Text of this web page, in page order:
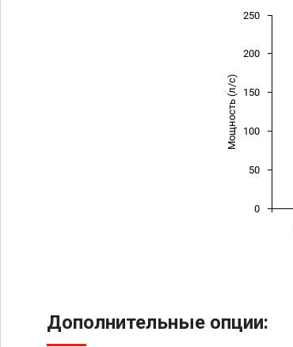
Мощность (л/с)
0
50
100
150
200
250
Дополнительные опции: